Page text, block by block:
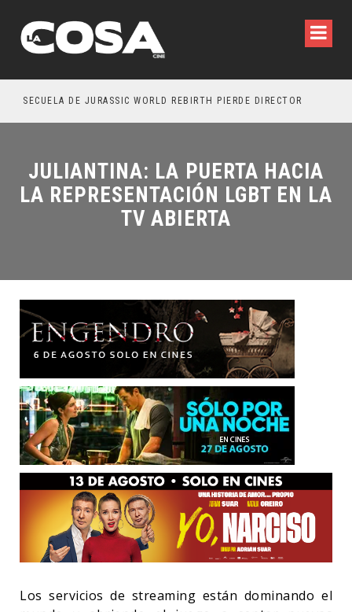
SECUELA DE JURASSIC WORLD REBIRTH PIERDE DIRECTOR
JULIANTINA: LA PUERTA HACIA
LA REPRESENTACIÓN LGBT EN LA
TV ABIERTA
Los servicios de streaming están dominando el